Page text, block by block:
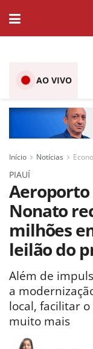
AO VIVO
Início Notícias
PIAUÍ
Aeroporto
Nonato
milhões
leilão do
Além de
a
local, facilitar
muito mais